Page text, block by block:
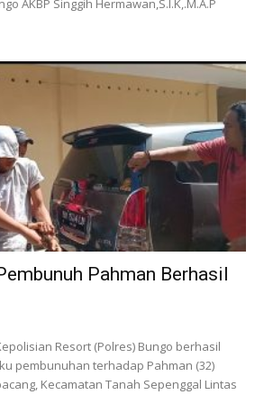
AKBP Singgih Hermawan,S.I.K,.M.A.P
Pahman Berhasil
Resort (Polres) Bungo berhasil
pembunuhan terhadap Pahman (32)
Kecamatan Tanah Sepenggal Lintas